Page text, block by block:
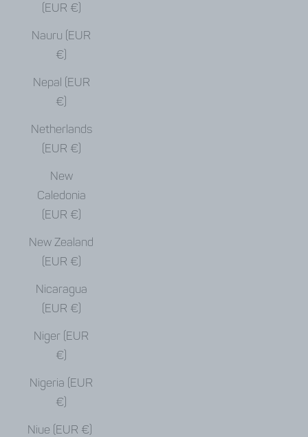
(EUR €)
Nauru (EUR
€)
Nepal (EUR
€)
Netherlands
(EUR €)
New
Caledonia
(EUR €)
New Zealand
(EUR €)
Nicaragua
(EUR €)
Niger (EUR
€)
Nigeria (EUR
€)
Niue (EUR €)